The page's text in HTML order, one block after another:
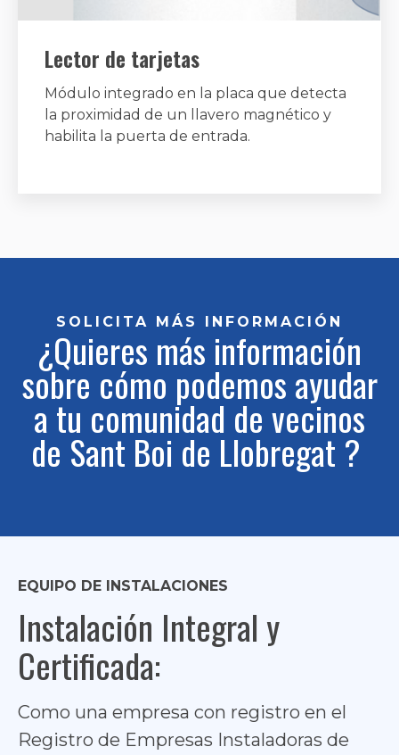
Lector de tarjetas
Módulo integrado en la placa que detecta
la proximidad de un llavero magnético y
habilita la puerta de entrada.
SOLICITA MÁS INFORMACIÓN
¿Quieres más información
sobre cómo podemos ayudar
a tu comunidad de vecinos
de Sant Boi de Llobregat ?
EQUIPO DE INSTALACIONES
Instalación Integral y
Certificada:
Como una empresa con registro en el
Registro de Empresas Instaladoras de